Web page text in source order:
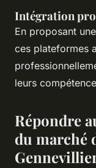
Intégration
En proposant
ces plateformes
leurs
Répondre
du marché